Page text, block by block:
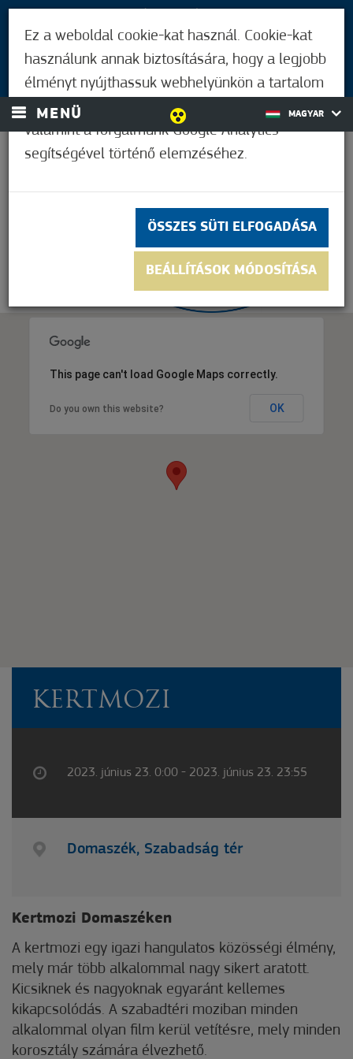
BEJELENTKEZÉS
MENÜ MAGYAR
This page can't load Google Maps correctly.
Do you own this website? OK
KERTMOZI
2023. június 23. 0:00 - 2023. június 23. 23:55
Domaszék, Szabadság tér
Kertmozi Domaszéken
A kertmozi egy igazi hangulatos közösségi élmény,
mely már több alkalommal nagy sikert aratott.
Kicsiknek és nagyoknak egyaránt kellemes
kikapcsolódás. A szabadtéri moziban minden
alkalommal olyan film kerül vetítésre, mely minden
korosztály számára élvezhető.
Ez a weboldal cookie-kat használ. Cookie-kat
használunk annak biztosítására, hogy a legjobb
élményt nyújthassuk webhelyünkön a tartalom
és a hirdetések személyre szabásához,
valamint a forgalmunk Google Analytics
segítségével történő elemzéséhez.
ÖSSZES SÜTI ELFOGADÁSA
BEÁLLÍTÁSOK MÓDOSÍTÁSA